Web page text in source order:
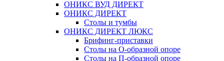
ОНИКС ВУД ДИРЕКТ
ОНИКС ДИРЕКТ
Столы и тумбы
ОНИКС ДИРЕКТ ЛЮКС
Брифинг-приставки
Столы на О-образной опоре
Столы на П-образной опоре